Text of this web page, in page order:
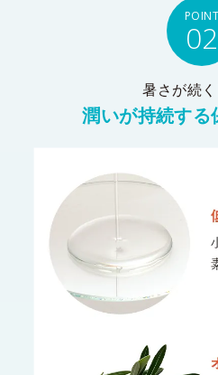
POINT
02
暑さが続
潤いが持続する